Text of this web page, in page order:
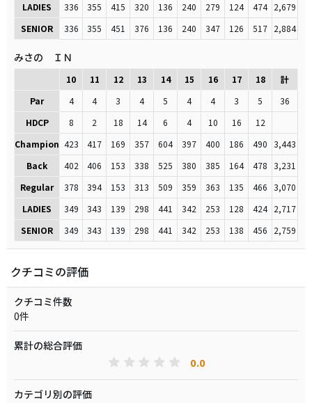
LADIES
336 355 415 320 136 240 279 124 474 2,679
SENIOR
336 355 451 376 136 240 347 126 517 2,884
みさの ＩＮ
10 11 12 13 14 15 16 17 18
計
Par
4 4 3 4 5 4 4 3 5
36
HDCP
8 2 18 14 6 4 10 16
12
Champion 423 417 169 357 604 397 400 186 490 3,443
Back
402 406 153 338 525 380 385 164 478 3,231
Regular
378 394 153 313 509 359 363 135 466 3,070
LADIES
349 343 139 298 441 342 253 128 424 2,717
SENIOR
349 343 139 298 441 342 253 138 456 2,759
クチコミの評価
クチコミ件数
0件
累計の総合評価
0.0
カテゴリ別の評価